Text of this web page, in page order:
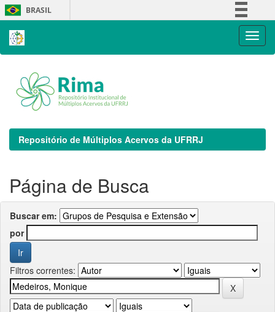
Skip
navigation
BRASIL
Repositório de Múltiplos Acervos da UFRRJ
Página de Busca
Buscar em:
por
Filtros correntes: